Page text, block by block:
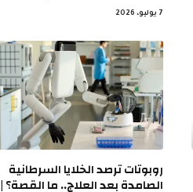
7 يوليو، 2026
روبوتات ترصد الخلايا السرطانية
الصامدة بعد العلاج.. ما القصة؟ |